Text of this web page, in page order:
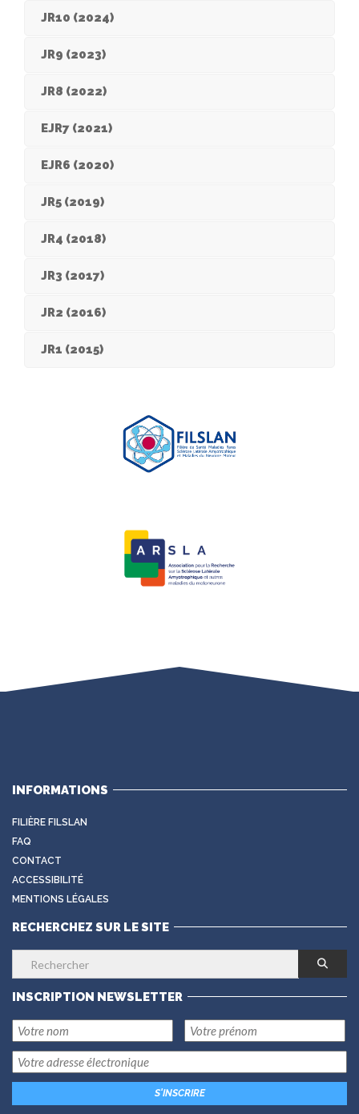
JR10 (2024)
JR9 (2023)
JR8 (2022)
EJR7 (2021)
EJR6 (2020)
JR5 (2019)
JR4 (2018)
JR3 (2017)
JR2 (2016)
JR1 (2015)
INFORMATIONS
FILIÈRE FILSLAN
FAQ
CONTACT
ACCESSIBILITÉ
MENTIONS LÉGALES
RECHERCHEZ SUR LE SITE
INSCRIPTION NEWSLETTER